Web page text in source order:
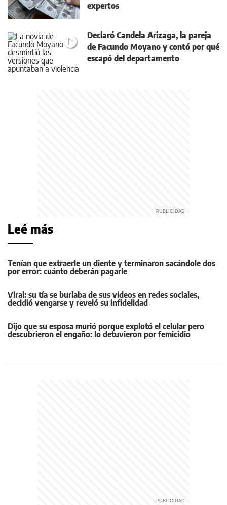
expertos
Declaró Candela Arizaga, la pareja
de Facundo Moyano y contó por qué
escapó del departamento
Leé más
Tenían que extraerle un diente y terminaron sacándole dos
por error: cuánto deberán pagarle
Viral: su tía se burlaba de sus videos en redes sociales,
decidió vengarse y reveló su infidelidad
Dijo que su esposa murió porque explotó el celular pero
descubrieron el engaño: lo detuvieron por femicidio